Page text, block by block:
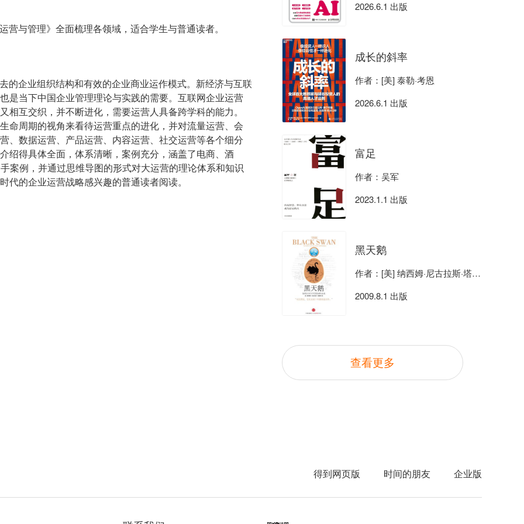
与管理》全面梳理各领域，适合学生与普通读者。
的企业组织结构和有效的企业商业运作模式。新经济与互联
是当下中国企业管理理论与实践的需要。互联网企业运营
相互交织，并不断进化，需要运营人具备跨学科的能力。
命周期的视角来看待运营重点的进化，并对流量运营、会
、数据运营、产品运营、内容运营、社交运营等各个细分
绍得具体全面，体系清晰，案例充分，涵盖了电商、酒
案例，并通过思维导图的形式对大运营的理论体系和知识
的企业运营战略感兴趣的普通读者阅读。
2026.6.1 出版
成长的斜率
作者：[美] 泰勒·考恩
2026.6.1 出版
富足
作者：吴军
2023.1.1 出版
黑天鹅
作者：[美] 纳西姆·尼古拉斯·塔勒布
2009.8.1 出版
查看更多
得到网页版 时间的朋友 企业版